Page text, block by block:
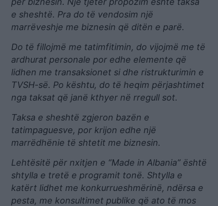
e sheshtë. Pra do të vendosim një
marrëveshje me biznesin që ditën e parë.
Do të fillojmë me tatimfitimin, do vijojmë me të
ardhurat personale por edhe elemente që
lidhen me transaksionet si dhe ristrukturimin e
TVSH-së. Po kështu, do të heqim përjashtimet
nga taksat që janë kthyer në rregull sot.
Taksa e sheshtë zgjeron bazën e
tatimpaguesve, por krijon edhe një
marrëdhënie të shtetit me biznesin.
Lehtësitë për nxitjen e “Made in Albania” është
shtylla e tretë e programit tonë. Shtylla e
katërt lidhet me konkurrueshmërinë, ndërsa e
pesta, me konsultimet publike që ato të mos